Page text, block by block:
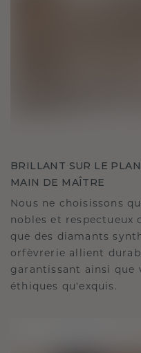
BRILLANT SUR LE
MAIN DE MAÎTRE
Nous ne choisissons
nobles et respectueux
que des diamants
orfèvrerie allient
garantissant ainsi que
éthiques qu'exquis.